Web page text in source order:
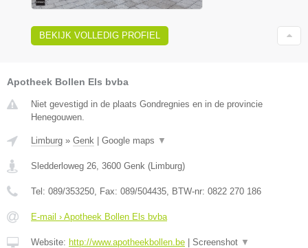
BEKIJK VOLLEDIG PROFIEL
Apotheek Bollen Els bvba
Niet gevestigd in de plaats Gondregnies en in de provincie
Henegouwen.
Limburg » Genk | Google maps ▼
Sledderloweg 26 3600 Genk (Limburg)
Tel: 089/353250 , Fax: 089/504435 , BTW-nr: 0822 270 186
E-mail › Apotheek Bollen Els bvba
Website: http://www.apotheekbollen.be | Screenshot ▼